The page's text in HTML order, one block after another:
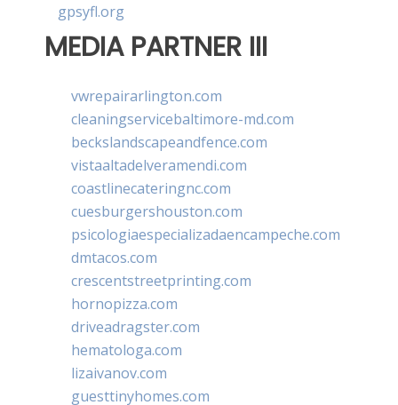
gpsyfl.org
MEDIA PARTNER III
vwrepairarlington.com
cleaningservicebaltimore-md.com
beckslandscapeandfence.com
vistaaltadelveramendi.com
coastlinecateringnc.com
cuesburgershouston.com
psicologiaespecializadaencampeche.com
dmtacos.com
crescentstreetprinting.com
hornopizza.com
driveadragster.com
hematologa.com
lizaivanov.com
guesttinyhomes.com